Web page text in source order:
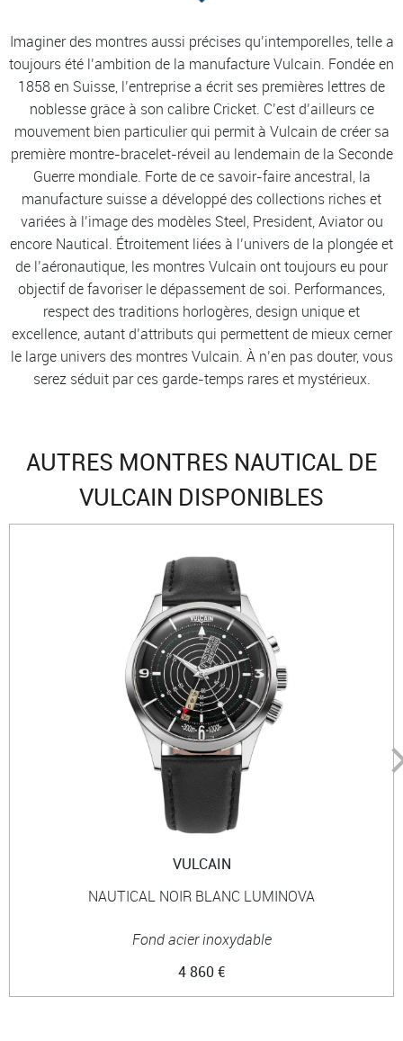
Imaginer des montres aussi précises qu’intemporelles, telle a
toujours été l’ambition de la manufacture Vulcain. Fondée en
1858 en Suisse, l’entreprise a écrit ses premières lettres de
noblesse grâce à son calibre Cricket. C’est d’ailleurs ce
mouvement bien particulier qui permit à Vulcain de créer sa
première montre-bracelet-réveil au lendemain de la Seconde
Guerre mondiale. Forte de ce savoir-faire ancestral, la
manufacture suisse a développé des collections riches et
variées à l’image des modèles Steel, President, Aviator ou
encore Nautical. Étroitement liées à l’univers de la plongée et
de l’aéronautique, les montres Vulcain ont toujours eu pour
objectif de favoriser le dépassement de soi. Performances,
respect des traditions horlogères, design unique et
excellence, autant d’attributs qui permettent de mieux cerner
le large univers des montres Vulcain. À n’en pas douter, vous
serez séduit par ces garde-temps rares et mystérieux.
AUTRES MONTRES NAUTICAL DE
VULCAIN DISPONIBLES
VULCAIN
NAUTICAL NOIR BLANC LUMINOVA
Fond acier inoxydable
4 860 €